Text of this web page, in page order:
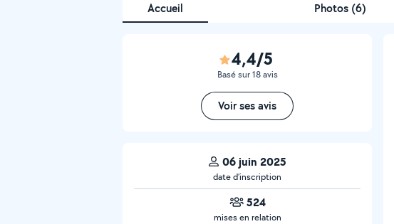
Accueil Photos (6)
4,4/5
Basé sur 18 avis
Voir ses avis
06 juin 2025
date d’inscription
524
mises en relation